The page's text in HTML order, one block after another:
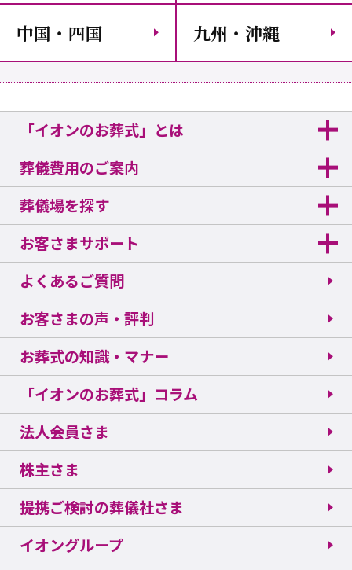
中国・四国 九州・沖縄
「イオンのお葬式」とは
葬儀費用のご案内
葬儀場を探す
お客さまサポート
よくあるご質問
お客さまの声・評判
お葬式の知識・マナー
「イオンのお葬式」コラム
法人会員さま
株主さま
提携ご検討の葬儀社さま
イオングループ